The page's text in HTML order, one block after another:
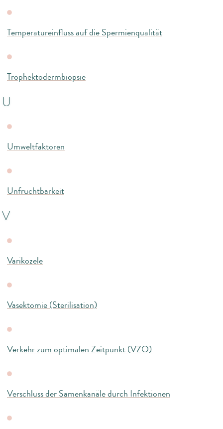
Temperatureinfluss auf die Spermienqualität
Trophektodermbiopsie
U
Umweltfaktoren
Unfruchtbarkeit
V
Varikozele
Vasektomie (Sterilisation)
Verkehr zum optimalen Zeitpunkt (VZO)
Verschluss der Samenkanäle durch Infektionen